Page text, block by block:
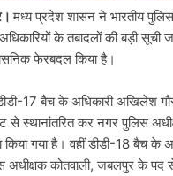
मध्य प्रदेश शासन ने भारतीय
के तबादलों की बड़ी सूची
फेरबदल किया है।
17 बैच के अधिकारी अखिलेश
से स्थानांतरित कर नगर पुलिस
किया गया है। वहीं डीडी-18 बैच के
अधीक्षक कोतवाली, जबलपुर के पद